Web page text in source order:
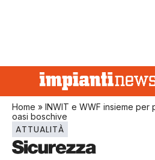
Home » INWIT e WWF insieme
oasi boschive
ATTUALITÀ